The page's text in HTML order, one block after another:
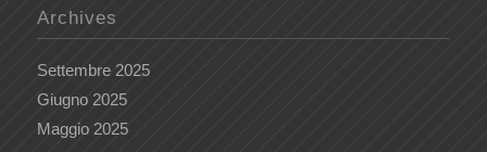
Archives
Settembre 2025
Giugno 2025
Maggio 2025